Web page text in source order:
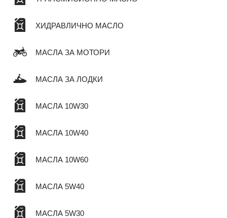
ХИДРАВЛИЧНО МАСЛО
МАСЛА ЗА МОТОРИ
МАСЛА ЗА ЛОДКИ
МАСЛА 10W30
МАСЛА 10W40
МАСЛА 10W60
МАСЛА 5W40
МАСЛА 5W30